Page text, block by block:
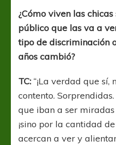
¿Cómo viven las
público que las va a
tipo de discriminación
años cambió?
TC:“¡La verdad que sí,
contento.
que iban a ser
¡sino por la cantidad
acercan a ver y